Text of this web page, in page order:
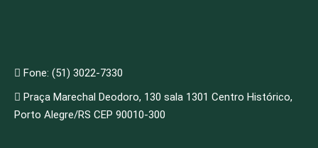
Fone: (51) 3022-7330
Praça Marechal Deodoro, 130 sala 1301 Centro Histórico,
Porto Alegre/RS CEP 90010-300